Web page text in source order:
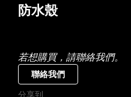
防水殼
若想購買，請聯絡我們。
聯絡我們
分享到